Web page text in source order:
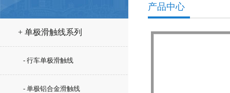
+ 单极滑触线系列
- 行车单极滑触线
- 单极铝合金滑触线
产品中心